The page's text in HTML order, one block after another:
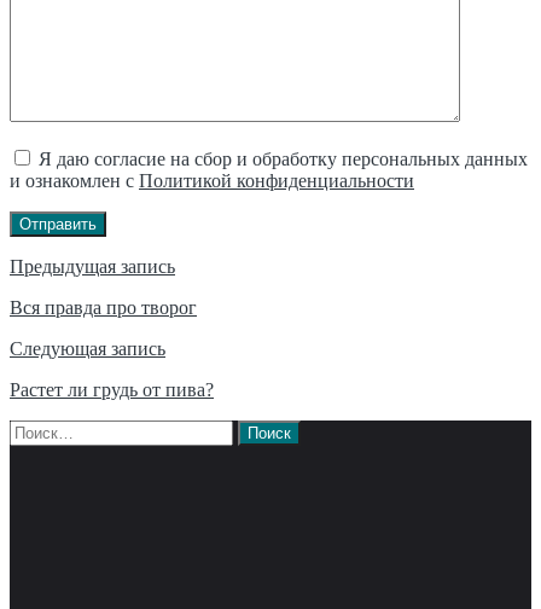
Я даю согласие на сбор и обработку персональных данных
и ознакомлен с Политикой конфиденциальности
Отправить
Навигация
по
записям
Предыдущая запись
Вся правда про творог
Следующая запись
Растет ли грудь от пива?
Найти: